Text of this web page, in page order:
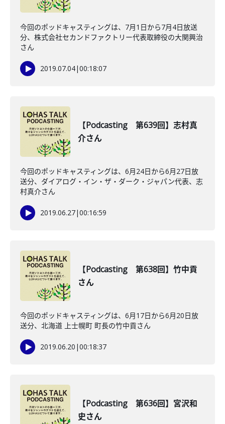
今回のポッドキャスティングは、7月1日から7月4日放送
分、株式会社セカンドファクトリー代表取締役の大関興治
さん
2019.07.04|00:18:07
【Podcasting 第639回】志村真
介さん
今回のポッドキャスティングは、6月24日から6月27日放
送分、ダイアログ・イン・ザ・ダーク・ジャパン代表、志
村真介さん
2019.06.27|00:16:59
【Podcasting 第638回】竹中貢
さん
今回のポッドキャスティングは、6月17日から6月20日放
送分、北海道 上士幌町 町長の竹中貢さん
2019.06.20 |00:18:37
【Podcasting 第636回】宮沢和
史さん